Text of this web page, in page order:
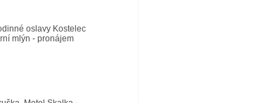
oslavy Kostelec
mlýn - pronájem